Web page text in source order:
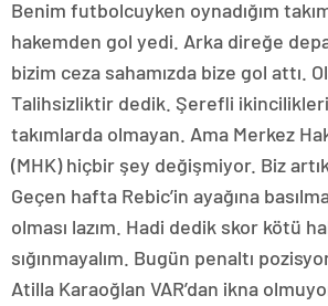
Benim futbolcuyken oynadığım
hakemden gol yedi. Arka direğe
bizim ceza sahamızda bize gol attı.
Talihsizliktir dedik. Şerefli
takımlarda olmayan. Ama Merkez
(MHK) hiçbir şey değişmiyor. Biz
Geçen hafta Rebic’in ayağına
olması lazım. Hadi dedik skor kötü
sığınmayalım. Bugün penaltı
Atilla Karaoğlan VAR’dan ikna